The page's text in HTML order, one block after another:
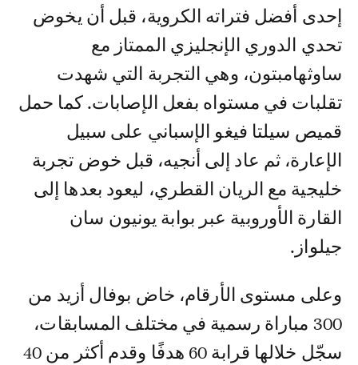
إحدى أفضل فتراته الكروية، قبل أن يخوض
تحدي الدوري الإنجليزي الممتاز مع
ساوثهامبتون، وهي التجربة التي شهدت
تقلبات في مستواه بفعل الإصابات. كما حمل
قميص سيلتا فيغو الإسباني على سبيل
الإعارة، ثم عاد إلى أنجيه، قبل خوض تجربة
خليجية مع الريان القطري، ليعود بعدها إلى
القارة الأوروبية عبر بوابة يونيون سان
جيلواز.
وعلى مستوى الأرقام، خاض بوفال أزيد من
300 مباراة رسمية في مختلف المسابقات،
سجّل خلالها قرابة 60 هدفًا وقدم أكثر من 40